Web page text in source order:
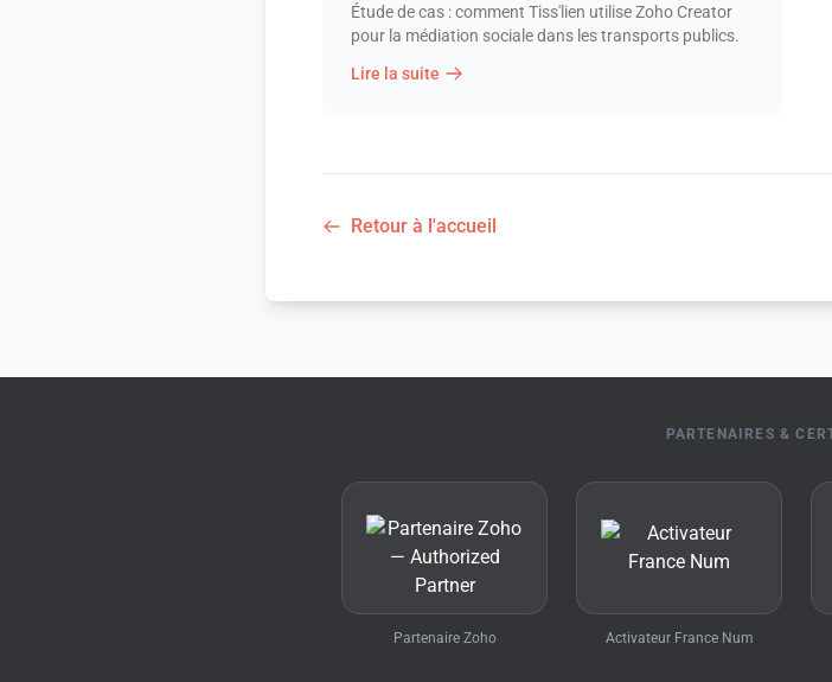
Étude de cas : comment Tiss'lien utilise Zoho Creator
pour la médiation sociale dans les transports publics.
Lire la suite
Retour à l'accueil
PARTENAIRES &
Partenaire Zoho Activateur France Num